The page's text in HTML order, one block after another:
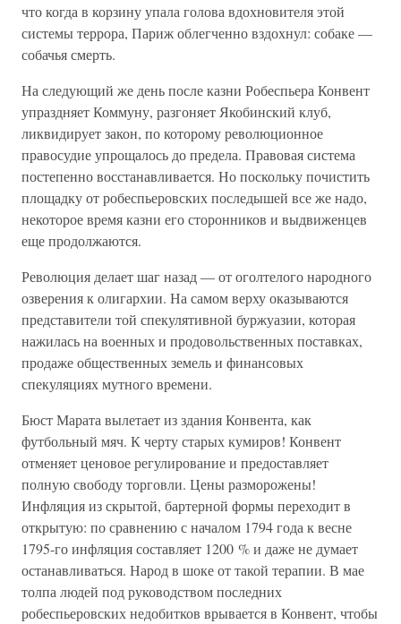
что когда в корзину упала голова вдохновителя этой
системы террора, Париж облегченно вздохнул: собаке —
собачья смерть.
На следующий же день после казни Робеспьера Конвент
упраздняет Коммуну, разгоняет Якобинский клуб,
ликвидирует закон, по которому революционное
правосудие упрощалось до предела. Правовая система
постепенно восстанавливается. Но поскольку почистить
площадку от робеспьеровских последышей все же надо,
некоторое время казни его сторонников и выдвиженцев
еще продолжаются.
Революция делает шаг назад — от оголтелого народного
озверения к олигархии. На самом верху оказываются
представители той спекулятивной буржуазии, которая
нажилась на военных и продовольственных поставках,
продаже общественных земель и финансовых
спекуляциях мутного времени.
Бюст Марата вылетает из здания Конвента, как
футбольный мяч. К черту старых кумиров! Конвент
отменяет ценовое регулирование и предоставляет
полную свободу торговли. Цены разморожены!
Инфляция из скрытой, бартерной формы переходит в
открытую: по сравнению с началом 1794 года к весне
1795-го инфляция составляет 1200 % и даже не думает
останавливаться. Народ в шоке от такой терапии. В мае
толпа людей под руководством последних
робеспьеровских недобитков врывается в Конвент, чтобы